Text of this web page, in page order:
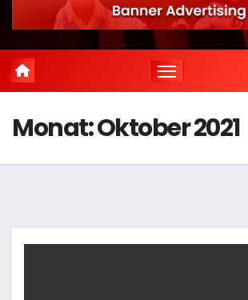
Monat:Oktober 2021